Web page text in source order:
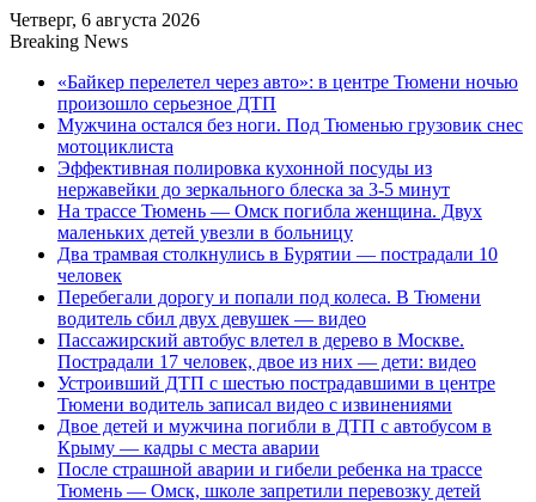
Четверг, 6 августа 2026
Breaking News
«Байкер перелетел через авто»: в центре Тюмени ночью
произошло серьезное ДТП
Мужчина остался без ноги. Под Тюменью грузовик снес
мотоциклиста
Эффективная полировка кухонной посуды из
нержавейки до зеркального блеска за 3-5 минут
На трассе Тюмень — Омск погибла женщина. Двух
маленьких детей увезли в больницу
Два трамвая столкнулись в Бурятии — пострадали 10
человек
Перебегали дорогу и попали под колеса. В Тюмени
водитель сбил двух девушек — видео
Пассажирский автобус влетел в дерево в Москве.
Пострадали 17 человек, двое из них — дети: видео
Устроивший ДТП с шестью пострадавшими в центре
Тюмени водитель записал видео с извинениями
Двое детей и мужчина погибли в ДТП с автобусом в
Крыму — кадры с места аварии
После страшной аварии и гибели ребенка на трассе
Тюмень — Омск, школе запретили перевозку детей